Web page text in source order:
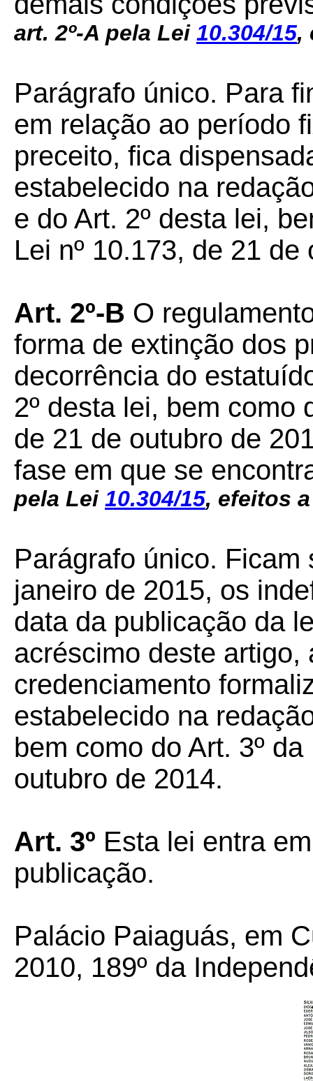
art. 2º-A pela Lei 10.304/15,
Parágrafo único. Para
em relação ao período
preceito, fica
estabelecido na
e do Art. 2º desta lei,
Lei nº 10.173, de 21
Art. 2º-B O
forma de extinção dos
decorrência do
2º desta lei, bem como
de 21 de outubro de
fase em que se
pela Lei 10.304/15, efeitos
Parágrafo único. Ficam
janeiro de 2015, os
data da publicação da
acréscimo deste artigo,
credenciamento
estabelecido na
bem como do Art. 3º
outubro de 2014.
Art. 3º Esta lei entra
publicação.
Palácio Paiaguás, em
2010, 189º da